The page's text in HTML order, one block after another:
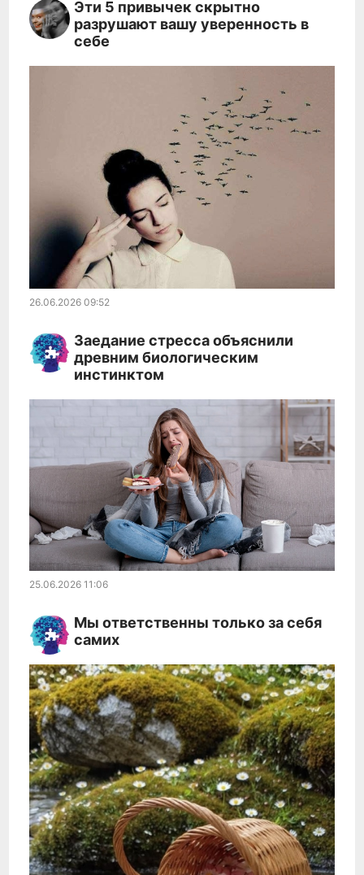
Эти 5 привычек скрытно
разрушают вашу уверенность в
себе
26.06.2026 09:52
Заедание стресса объяснили
древним биологическим
инстинктом
25.06.2026 11:06
Мы ответственны только за себя
самих